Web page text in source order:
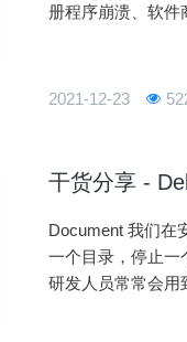
册程序崩溃、软件
2021-12-23
干货分享 -
Document 我们在安装一个 Debian 包时，可能需要在安装或者卸载时去处理一些额外的安装操作，比如：新建
一个目录，停止一